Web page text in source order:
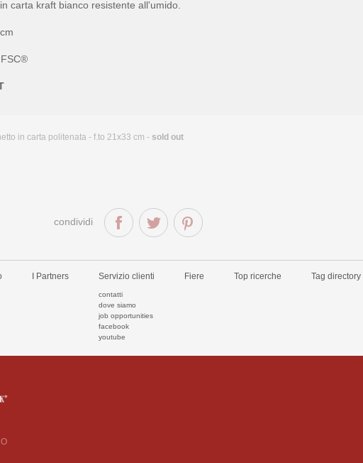
carta kraft bianco resistente all'umido.
in carta politenata - f.to 21x33 cm - sold out
condividi
I Partners Servizio clienti
contatti
dove siamo
job opportunities
facebook
youtube
Fiere Top ricerche Tag directory